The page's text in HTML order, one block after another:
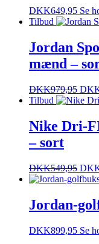
DKK649,95 Se
Tilbud
Jordan
mænd –
DKK979,95
Tilbud
Nike Dri-
– sort
DKK549,95
Jordan-
DKK899,95 Se